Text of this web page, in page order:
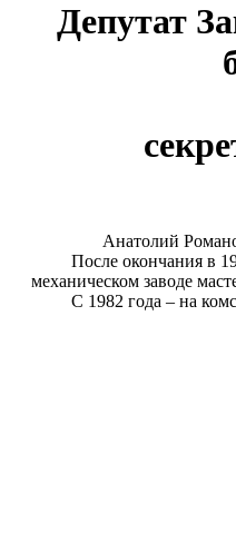
Депутат
Анатолий Романов
После окончания в 1979
механическом заводе
С 1982 года – на